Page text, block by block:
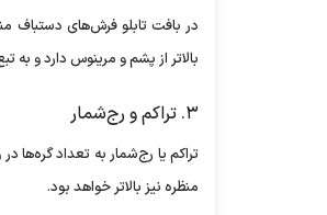
در بافت تابلو فرش‌های دستباف
بالاتر از پشم و مرینوس دارد و به
۳. تراکم و رج‌شمار
تراکم یا رج‌شمار به تعداد
منظره نیز بالاتر خواهد بود.